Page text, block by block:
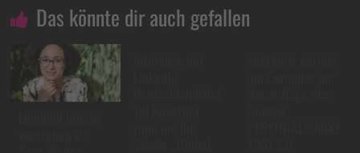
Das könnte dir auch gefallen